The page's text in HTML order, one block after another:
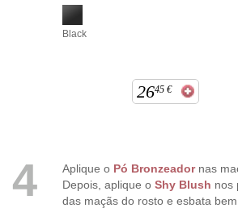
Black
2645 €
4 Aplique o Pó Bronzeadornas
Depois, aplique o Shy Blush nos
das maçãs do rosto e esbata